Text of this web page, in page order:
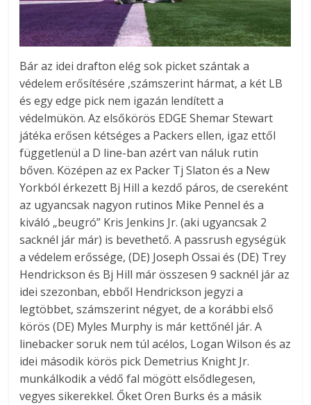
Bár az idei drafton elég sok picket szántak a
védelem erősítésére ,számszerint hármat, a két LB
és egy edge pick nem igazán lendített a
védelmükön. Az elsőkörös EDGE Shemar Stewart
játéka erősen kétséges a Packers ellen, igaz ettől
függetlenül a D line-ban azért van náluk rutin
bőven. Középen az ex Packer Tj Slaton és a New
Yorkból érkezett Bj Hill a kezdő páros, de csereként
az ugyancsak nagyon rutinos Mike Pennel és a
kiváló „beugró” Kris Jenkins Jr. (aki ugyancsak 2
sacknél jár már) is bevethető. A passrush egységük
a védelem erőssége, (DE) Joseph Ossai és (DE) Trey
Hendrickson és Bj Hill már összesen 9 sacknél jár az
idei szezonban, ebből Hendrickson jegyzi a
legtöbbet, számszerint négyet, de a korábbi első
körös (DE) Myles Murphy is már kettőnél jár. A
linebacker soruk nem túl acélos, Logan Wilson és az
idei második körös pick Demetrius Knight Jr.
munkálkodik a védő fal mögött elsődlegesen,
vegyes sikerekkel. Őket Oren Burks és a másik